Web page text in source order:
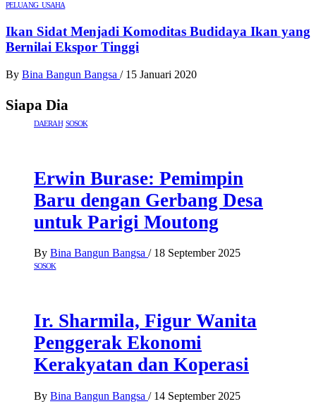
PELUANG USAHA
Ikan Sidat Menjadi Komoditas Budidaya Ikan yang
Bernilai Ekspor Tinggi
By Bina Bangun Bangsa / 15 Januari 2020
Siapa Dia
DAERAH SOSOK
Erwin Burase: Pemimpin
Baru dengan Gerbang Desa
untuk Parigi Moutong
By Bina Bangun Bangsa / 18 September 2025
SOSOK
Ir. Sharmila, Figur Wanita
Penggerak Ekonomi
Kerakyatan dan Koperasi
By Bina Bangun Bangsa / 14 September 2025